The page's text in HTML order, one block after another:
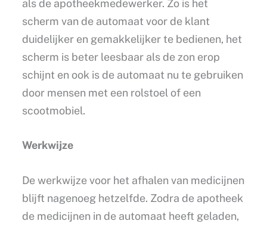
als de apotheekmedewerker. Zo is het
scherm van de automaat voor de klant
duidelijker en gemakkelijker te bedienen, het
scherm is beter leesbaar als de zon erop
schijnt en ook is de automaat nu te gebruiken
door mensen met een rolstoel of een
scootmobiel.
Werkwijze
De werkwijze voor het afhalen van medicijnen
blijft nagenoeg hetzelfde. Zodra de apotheek
de medicijnen in de automaat heeft geladen,